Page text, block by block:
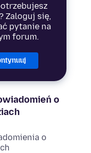
Zaloguj się,
pytanie na
forum.
o
o